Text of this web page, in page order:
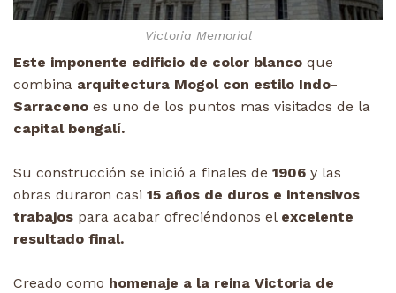
Victoria Memorial
Este imponente edificio de color blanco que
combina arquitectura Mogol con estilo Indo-
Sarraceno es uno de los puntos mas visitados de la
capital bengalí.
Su construcción se inició a finales de 1906 y las
obras duraron casi 15 años de duros e intensivos
trabajos para acabar ofreciéndonos el excelente
resultado final.
Creado como homenaje a la reina Victoria de